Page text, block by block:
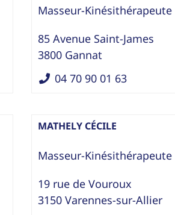
Masseur-Kinésithérapeute
85 Avenue Saint-James
3800 Gannat
04 70 90 01 63
MATHELY CÉCILE
Masseur-Kinésithérapeute
19 rue de Vouroux
3150 Varennes-sur-Allier